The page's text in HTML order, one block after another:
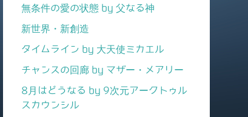
無条件の愛の状態 by 父なる神
新世界・新創造
タイムライン by 大天使ミカエル
チャンスの回廊 by マザー・メアリー
8月はどうなる by 9次元アークトゥル
スカウンシル